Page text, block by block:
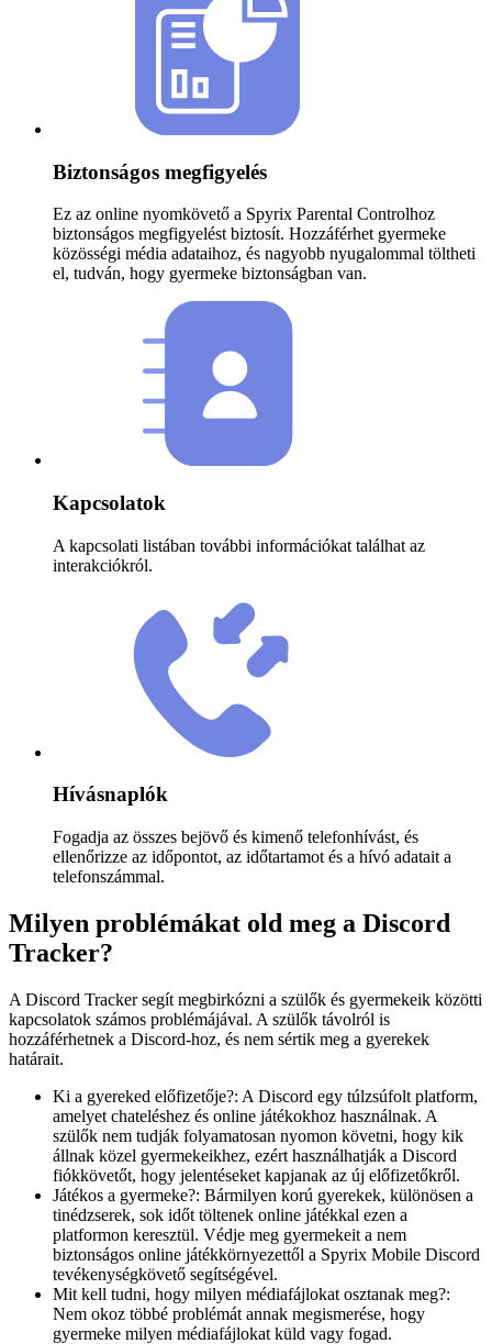
Biztonságos megfigyelés
Ez az online nyomkövető a Spyrix Parental Controlhoz
biztonságos megfigyelést biztosít. Hozzáférhet gyermeke
közösségi média adataihoz, és nagyobb nyugalommal töltheti
el, tudván, hogy gyermeke biztonságban van.
Kapcsolatok
A kapcsolati listában további információkat találhat az
interakciókról.
Hívásnaplók
Fogadja az összes bejövő és kimenő telefonhívást, és
ellenőrizze az időpontot, az időtartamot és a hívó adatait a
telefonszámmal.
Milyen problémákat old meg a Discord
Tracker?
A Discord Tracker segít megbirkózni a szülők és gyermekeik közötti
kapcsolatok számos problémájával. A szülők távolról is
hozzáférhetnek a Discord-hoz, és nem sértik meg a gyerekek
határait.
Ki a gyereked előfizetője?: A Discord egy túlzsúfolt platform,
amelyet chateléshez és online játékokhoz használnak. A
szülők nem tudják folyamatosan nyomon követni, hogy kik
állnak közel gyermekeikhez, ezért használhatják a Discord
fiókkövetőt, hogy jelentéseket kapjanak az új előfizetőkről.
Játékos a gyermeke?: Bármilyen korú gyerekek, különösen a
tinédzserek, sok időt töltenek online játékkal ezen a
platformon keresztül. Védje meg gyermekeit a nem
biztonságos online játékkörnyezettől a Spyrix Mobile Discord
tevékenységkövető segítségével.
Mit kell tudni, hogy milyen médiafájlokat osztanak meg?:
Nem okoz többé problémát annak megismerése, hogy
gyermeke milyen médiafájlokat küld vagy fogad.